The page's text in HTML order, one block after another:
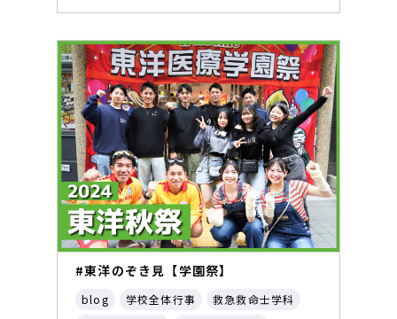
#東洋のぞき見【学園祭】
blog 学校全体行事
救急救命士学科